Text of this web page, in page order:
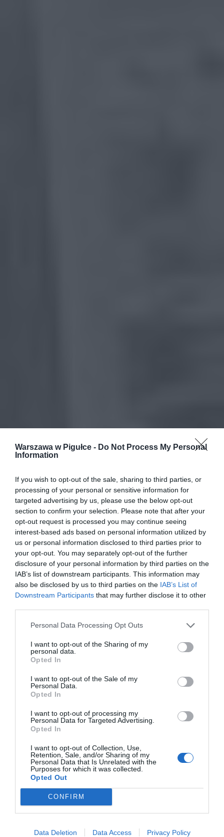
Warszawa w Pigułce - Do Not Process My Personal
Information
If you wish to opt-out of the sale, sharing to third parties, or
processing of your personal or sensitive information for
targeted advertising by us, please use the below opt-out
section to confirm your selection. Please note that after your
opt-out request is processed you may continue seeing
interest-based ads based on personal information utilized by
us or personal information disclosed to third parties prior to
your opt-out. You may separately opt-out of the further
disclosure of your personal information by third parties on the
IAB’s list of downstream participants. This information may
also be disclosed by us to third parties on the IAB’s List of
Downstream Participants that may further disclose it to other
Personal Data Processing Opt Outs
I want to opt-out of the Sharing of my
personal data.
Opted In
I want to opt-out of the Sale of my
Personal Data.
Opted In
I want to opt-out of processing my
Personal Data for Targeted Advertising.
Opted In
I want to opt-out of Collection, Use,
Retention, Sale, and/or Sharing of my
Personal Data that Is Unrelated with the
Purposes for which it was collected.
Opted Out
CONFIRM
Data Deletion Data Access Privacy Policy